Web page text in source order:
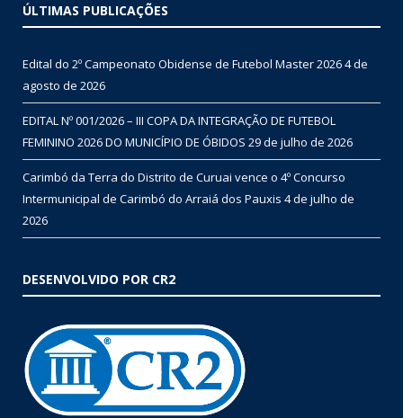
ÚLTIMAS PUBLICAÇÕES
Edital do 2º Campeonato Obidense de Futebol Master 20264 de
agosto de 2026
EDITAL Nº 001/2026 – III COPA DA INTEGRAÇÃO DE FUTEBOL
FEMININO 2026 DO MUNICÍPIO DE ÓBIDOS 29 de julho de 2026
Carimbó da Terra do Distrito de Curuai vence o 4º Concurso
Intermunicipal de Carimbó do Arraiá dos Pauxis 4 de julho de
2026
DESENVOLVIDO POR CR2